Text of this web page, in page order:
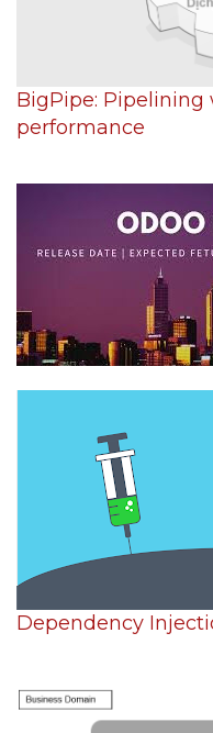
BigPipe: Pipelining
performance
Dependency